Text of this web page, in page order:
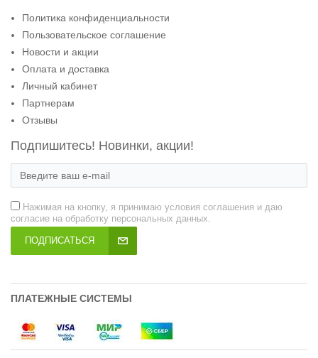
Политика конфиденциальности
Пользовательское соглашение
Новости и акции
Оплата и доставка
Личный кабинет
Партнерам
Отзывы
Подпишитесь! Новинки, акции!
Нажимая на кнопку, я принимаю условия соглашения и даю
согласие на обработку персональных данных.
ПОДПИСАТЬСЯ
ПЛАТЕЖНЫЕ СИСТЕМЫ